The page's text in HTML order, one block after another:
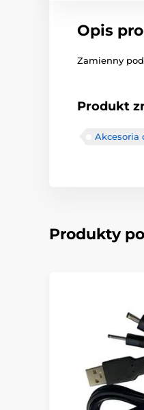
Opis
Zamienny
Produkt
Akcesoria
Produkty